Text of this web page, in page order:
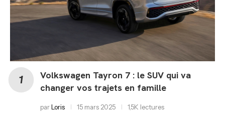
Volkswagen Tayron 7 : le SUV qui va
changer vos trajets en famille
parLoris 15 mars 2025 1,5K lectures